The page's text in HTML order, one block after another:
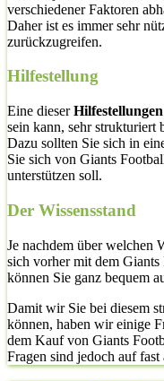
verschiedener Faktoren
Daher ist es immer sehr
zurückzugreifen.
Hilfestellung
Eine dieserHilfestellungen
sein kann, sehr strukturiert
Dazu sollten Sie sich in
Sie sich von Giants
unterstützen soll.
Der Wissensstand
Je nachdem über welchen
sich vorher mit dem Giants
können Sie ganz bequem
Damit wir Sie bei diesem
können, haben wir einige
dem Kauf von Giants
Fragen sind jedoch auf